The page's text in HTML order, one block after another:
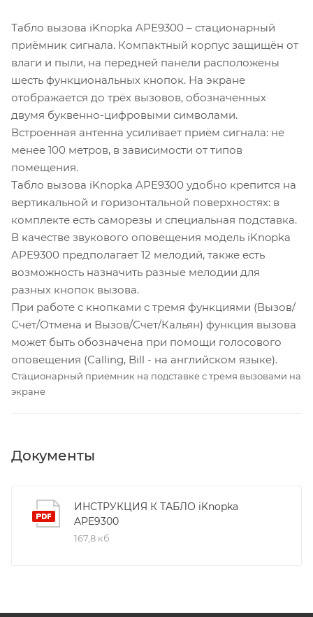
Табло вызова iKnopka APE9300 – стационарный
приёмник сигнала. Компактный корпус защищён от
влаги и пыли, на передней панели расположены
шесть функциональных кнопок. На экране
отображается до трёх вызовов, обозначенных
двумя буквенно-цифровыми символами.
Встроенная антенна усиливает приём сигнала: не
менее 100 метров, в зависимости от типов
помещения.
Табло вызова iKnopka APE9300 удобно крепится на
вертикальной и горизонтальной поверхностях: в
комплекте есть саморезы и специальная подставка.
В качестве звукового оповещения модель iKnopka
APE9300 предполагает 12 мелодий, также есть
возможность назначить разные мелодии для
разных кнопок вызова.
При работе с кнопками с тремя функциями (Вызов/
Счет/Отмена и Вызов/Счет/Кальян) функция вызова
может быть обозначена при помощи голосового
оповещения (Calling, Bill - на английском языке).
Стационарный приемник на подставке с тремя вызовами на
экране
Документы
ИНСТРУКЦИЯ К ТАБЛО iKnopka
APE9300
167,8 кб